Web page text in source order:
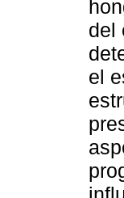
del
el